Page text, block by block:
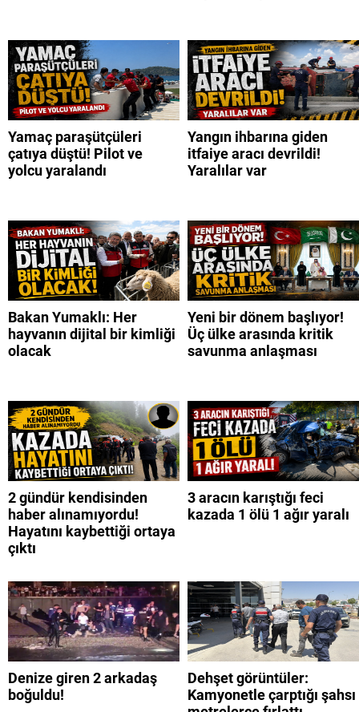
Yamaç paraşütçüleri
çatıya düştü! Pilot ve
yolcu yaralandı
Yangın ihbarına giden
itfaiye aracı devrildi!
Yaralılar var
Bakan Yumaklı: Her
hayvanın dijital bir kimliği
olacak
Yeni bir dönem başlıyor!
Üç ülke arasında kritik
savunma anlaşması
2 gündür kendisinden
haber alınamıyordu!
Hayatını kaybettiği ortaya
çıktı
3 aracın karıştığı feci
kazada 1 ölü 1 ağır yaralı
Denize giren 2 arkadaş
boğuldu!
Dehşet görüntüler:
Kamyonetle çarptığı şahsı